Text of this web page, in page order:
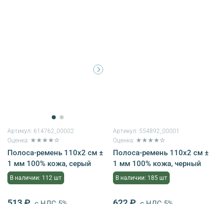
Артикул: 614762_00002
Оценка: ★★★★☆
Полоса-ремень 110х2 см ±
1 мм 100% кожа, серый
В наличии: 112 шт
Артикул: 554892_00001
Оценка: ★★★★☆
Полоса-ремень 110х2 см ±
1 мм 100% кожа, черный
В наличии: 185 шт